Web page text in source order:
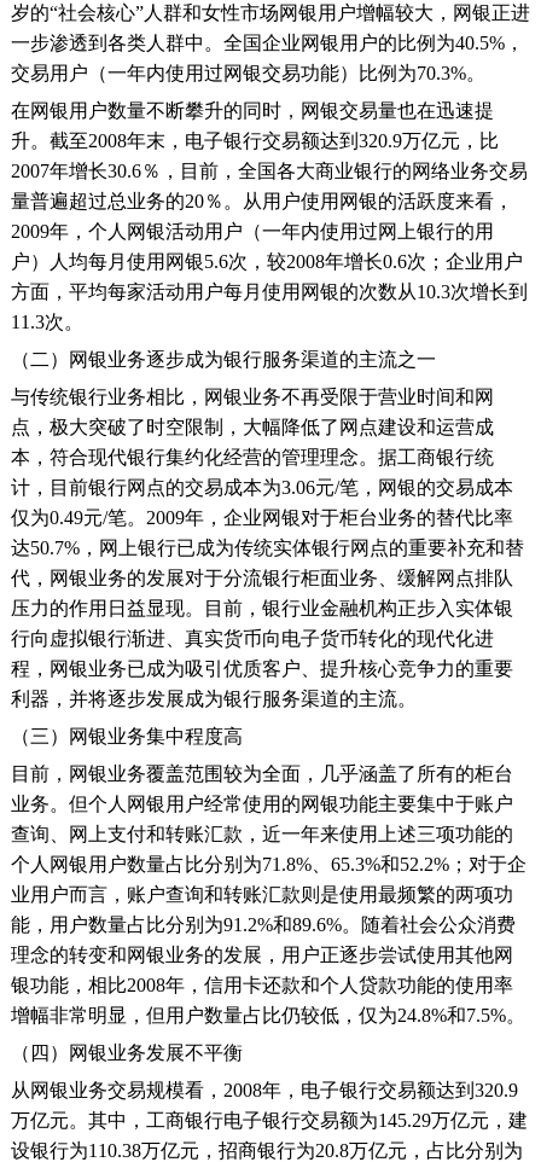
岁的“社会核心”人群和女性市场网银用户增幅较大，网银正进
一步渗透到各类人群中。全国企业网银用户的比例为40.5%，
交易用户（一年内使用过网银交易功能）比例为70.3%。
在网银用户数量不断攀升的同时，网银交易量也在迅速提
升。截至2008年末，电子银行交易额达到320.9万亿元，比
2007年增长30.6％，目前，全国各大商业银行的网络业务交易
量普遍超过总业务的20％。从用户使用网银的活跃度来看，
2009年，个人网银活动用户（一年内使用过网上银行的用
户）人均每月使用网银5.6次，较2008年增长0.6次；企业用户
方面，平均每家活动用户每月使用网银的次数从10.3次增长到
11.3次。
（二）网银业务逐步成为银行服务渠道的主流之一
与传统银行业务相比，网银业务不再受限于营业时间和网
点，极大突破了时空限制，大幅降低了网点建设和运营成
本，符合现代银行集约化经营的管理理念。据工商银行统
计，目前银行网点的交易成本为3.06元/笔，网银的交易成本
仅为0.49元/笔。2009年，企业网银对于柜台业务的替代比率
达50.7%，网上银行已成为传统实体银行网点的重要补充和替
代，网银业务的发展对于分流银行柜面业务、缓解网点排队
压力的作用日益显现。目前，银行业金融机构正步入实体银
行向虚拟银行渐进、真实货币向电子货币转化的现代化进
程，网银业务已成为吸引优质客户、提升核心竞争力的重要
利器，并将逐步发展成为银行服务渠道的主流。
（三）网银业务集中程度高
目前，网银业务覆盖范围较为全面，几乎涵盖了所有的柜台
业务。但个人网银用户经常使用的网银功能主要集中于账户
查询、网上支付和转账汇款，近一年来使用上述三项功能的
个人网银用户数量占比分别为71.8%、65.3%和52.2%；对于企
业用户而言，账户查询和转账汇款则是使用最频繁的两项功
能，用户数量占比分别为91.2%和89.6%。随着社会公众消费
理念的转变和网银业务的发展，用户正逐步尝试使用其他网
银功能，相比2008年，信用卡还款和个人贷款功能的使用率
增幅非常明显，但用户数量占比仍较低，仅为24.8%和7.5%。
（四）网银业务发展不平衡
从网银业务交易规模看，2008年，电子银行交易额达到320.9
万亿元。其中，工商银行电子银行交易额为145.29万亿元，建
设银行为110.38万亿元，招商银行为20.8万亿元，占比分别为